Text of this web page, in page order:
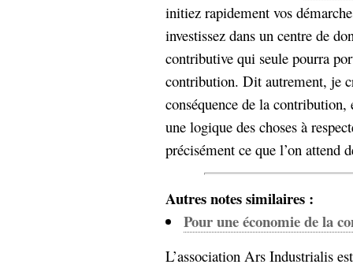
initiez rapidement vos
investissez dans un centre de
contributive qui seule pourra
contribution. Dit autrement, je
conséquence de la
une logique des choses à
précisément ce que l’on attend
Autres notes similaires :
Pour une économie de la
L’association Ars Industrialis